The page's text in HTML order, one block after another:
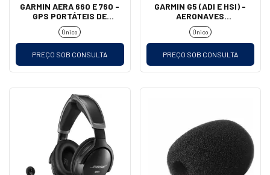
GARMIN AERA 660 E 760 -
GPS PORTÁTEIS DE
AVIAÇÃO
Único
PREÇO SOB CONSULTA
GARMIN G5 (ADI E HSI) -
AERONAVES
EXPERIMENTAIS E
HOMOLOGADAS
Único
PREÇO SOB CONSULTA